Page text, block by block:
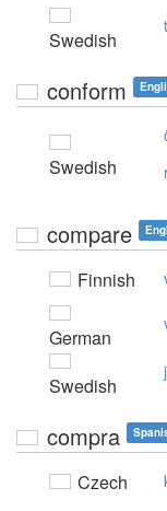
Swedish
conform
Swedish
compare
Finnish
German
Swedish
compra
Czech